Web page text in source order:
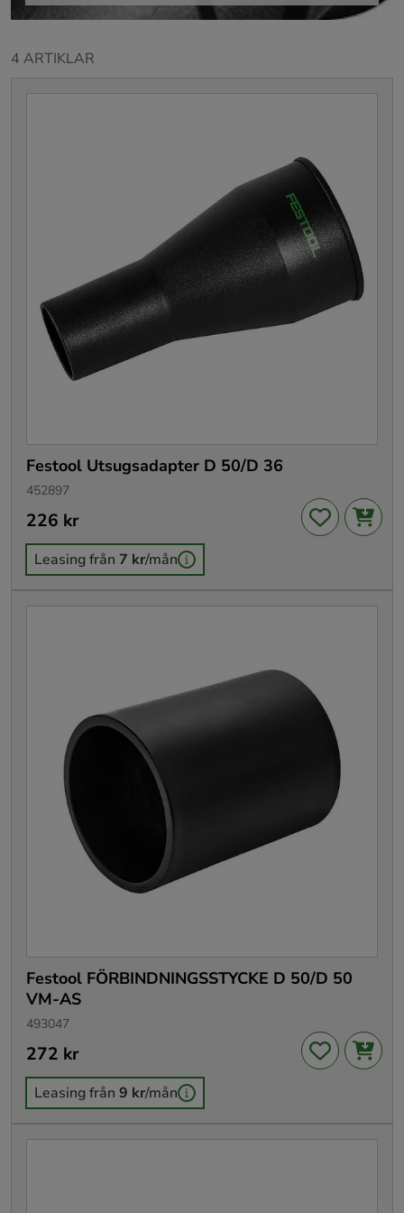
4 ARTIKLAR
Festool Utsugsadapter D 50/D 36
452897
Pris: 226 kr
226 kr
Leasing från 7 kr/mån
Festool FÖRBINDNINGSSTYCKE D 50/D 50
VM-AS
493047
Pris: 272 kr
272 kr
Leasing från 9 kr/mån